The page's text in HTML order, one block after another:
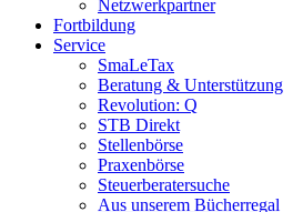
Netzwerkpartner
Fortbildung
Service
SmaLeTax
Beratung & Unterstützung
Revolution: Q
STB Direkt
Stellenbörse
Praxenbörse
Steuerberatersuche
Aus unserem Bücherregal